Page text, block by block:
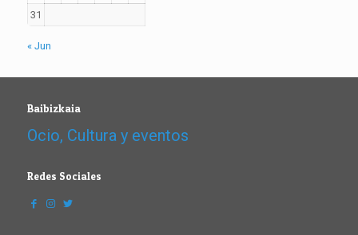
31
« Jun
Baibizkaia
Ocio, Cultura y eventos
Redes Sociales